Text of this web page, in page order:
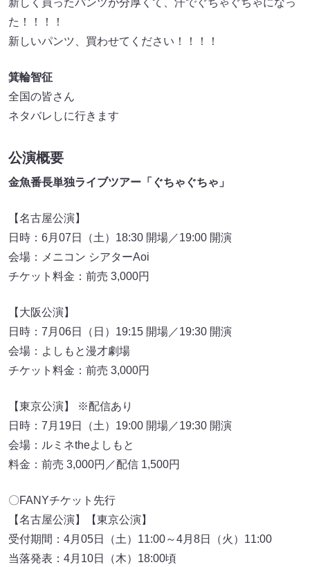
た！！！！
新しいパンツ、買わせてください！！！！
箕輪智征
全国の皆さん
ネタバレしに行きます
公演概要
金魚番長単独ライブツアー「ぐちゃぐちゃ」
【名古屋公演】
日時：6月07日（土）18:30 開場／19:00 開演
会場：メニコン シアターAoi
チケット料金：前売 3,000円
【大阪公演】
日時：7月06日（日）19:15 開場／19:30 開演
会場：よしもと漫才劇場
チケット料金：前売 3,000円
【東京公演】 ※配信あり
日時：7月19日（土）19:00 開場／19:30 開演
会場：ルミネtheよしもと
料金：前売 3,000円／配信 1,500円
〇FANYチケット先行
【名古屋公演】【東京公演】
受付期間：4月05日（土）11:00～4月8日（火）11:00
当落発表：4月10日（木）18:00頃